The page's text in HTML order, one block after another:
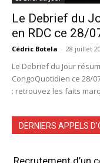
Le Debrief du
en RDC ce 28/
Cédric Botela - 28 juillet
Le Debrief du Jour
CongoQuotidien ce 28/
: retrouvez les faits
DERNIERS APPELS